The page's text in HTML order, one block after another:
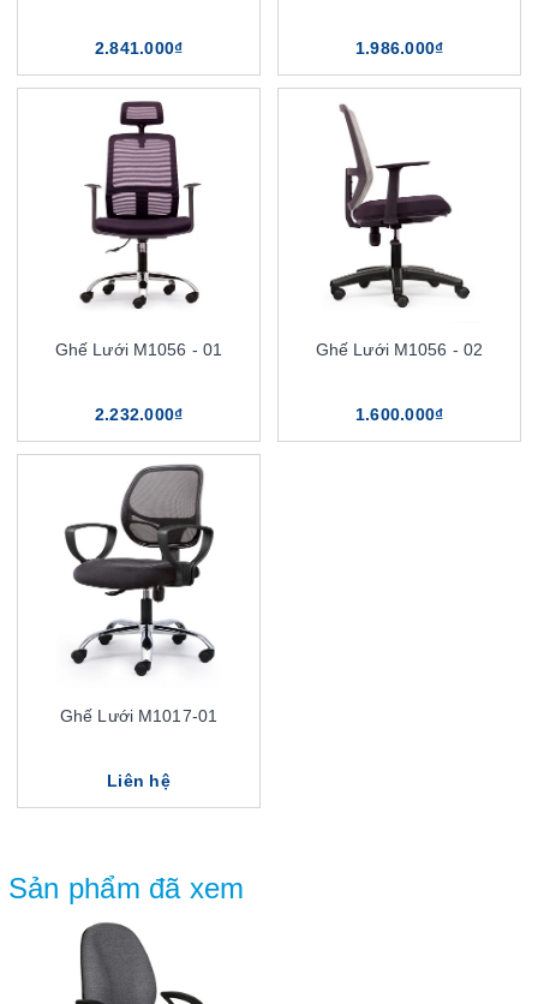
2.841.000₫ 1.986.000₫
Ghế Lưới M1056 - 01
2.232.000₫
Ghế Lưới M1056 - 02
1.600.000₫
Ghế Lưới M1017-01
Liên hệ
Sản phẩm đã xem